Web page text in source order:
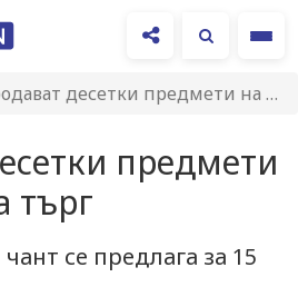
десетки предмети на Даяна на търг
предмети
търг
се предлага за 15